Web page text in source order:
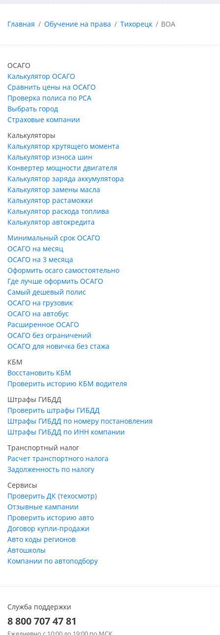
Главная Обучение на права Тихорецк ВОА
ОСАГО
Калькулятор ОСАГО
Сравнить цены на ОСАГО
Проверка полиса по РСА
Выбрать город
Страховые компании
Калькуляторы
Калькулятор крутящего момента
Калькулятор износа шин
Конвертер мощности двигателя
Калькулятор заряда аккумулятора
Калькулятор замены масла
Калькулятор растаможки
Калькулятор расхода топлива
Калькулятор автокредита
Минимальный срок ОСАГО
ОСАГО на месяц
ОСАГО на 3 месяца
Оформить осаго самостоятельно
Где лучше оформить ОСАГО
Самый дешевый полис
ОСАГО на грузовик
ОСАГО на автобус
Расширенное ОСАГО
ОСАГО без ограничений
ОСАГО для новичка без стажа
КБМ
Восстановить КБМ
Проверить историю КБМ водителя
Штрафы ГИБДД
Проверить штрафы ГИБДД
Штрафы ГИБДД по номеру постановления
Штрафы ГИБДД по ИНН компании
Транспортный налог
Расчет транспортного налога
Задолженность по налогу
Сервисы
Проверить ДК (техосмотр)
Отзывные кампании
Проверить историю авто
Договор купли-продажи
Авто коды регионов
Автошколы
Компании по автоподбору
Служба поддержки
8 800 707 47 81